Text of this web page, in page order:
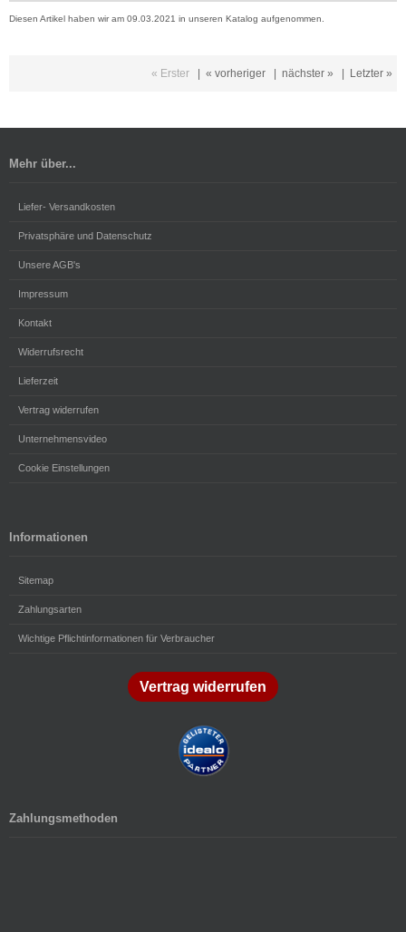
Diesen Artikel haben wir am 09.03.2021 in unseren Katalog aufgenommen.
« Erster « vorheriger nächster » Letzter »
Mehr über...
Liefer- Versandkosten
Privatsphäre und Datenschutz
Unsere AGB's
Impressum
Kontakt
Widerrufsrecht
Lieferzeit
Vertrag widerrufen
Unternehmensvideo
Cookie Einstellungen
Informationen
Sitemap
Zahlungsarten
Wichtige Pflichtinformationen für Verbraucher
Vertrag widerrufen
Zahlungsmethoden